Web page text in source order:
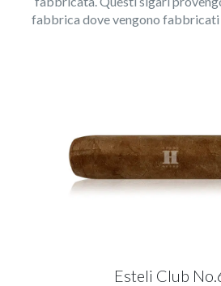
fabbrica dove vengono
Esteli Club